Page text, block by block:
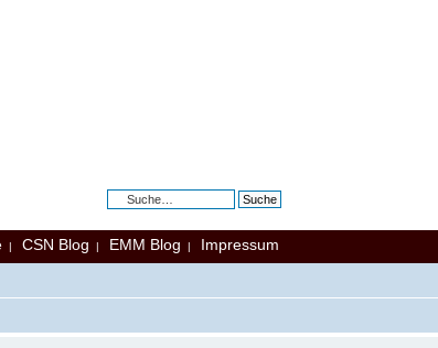
| CSN Blog | EMM Blog | Impressum